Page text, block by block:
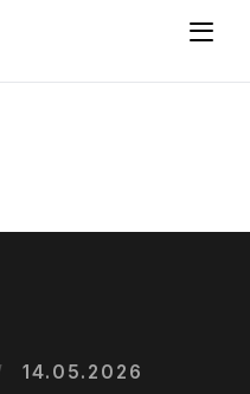
Menu
14.05.2026